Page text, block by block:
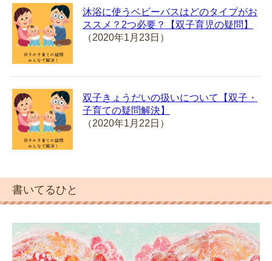
沐浴に使うベビーバスはどのタイプがお
ススメ？2つ必要？【双子育児の疑問】
（2020年1月23日）
双子きょうだいの扱いについて【双子・
子育ての疑問解決】
（2020年1月22日）
書いてるひと